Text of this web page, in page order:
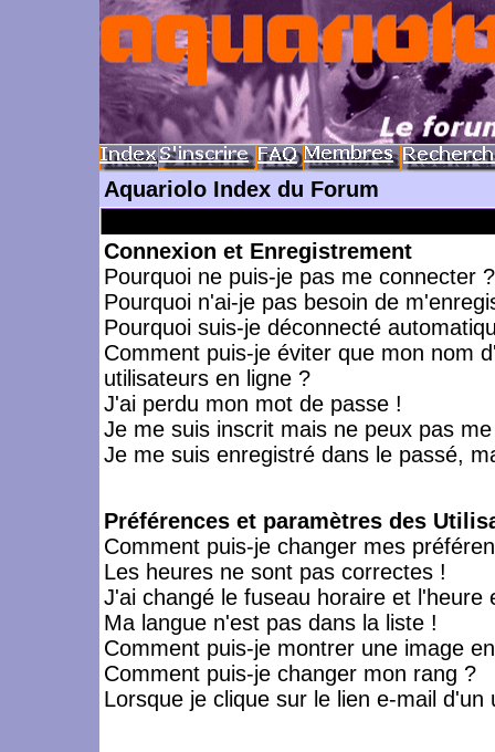
Aquariolo Index du Forum
Connexion et Enregistrement
Pourquoi ne puis-je pas me connecter ?
Pourquoi n'ai-je pas besoin de
Pourquoi suis-je déconnecté
Comment puis-je éviter que mon nom
utilisateurs en ligne ?
J'ai perdu mon mot de passe !
Je me suis inscrit mais ne peux pas
Je me suis enregistré dans le passé,
Préférences et paramètres des
Comment puis-je changer mes
Les heures ne sont pas correctes !
J'ai changé le fuseau horaire et l'heure
Ma langue n'est pas dans la liste !
Comment puis-je montrer une image
Comment puis-je changer mon rang ?
Lorsque je clique sur le lien e-mail